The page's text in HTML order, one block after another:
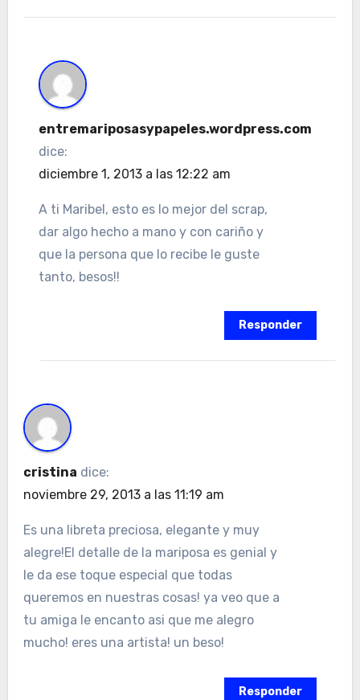
entremariposasypapeles.wordpress.com
dice:
diciembre 1, 2013 a las 12:22 am
A ti Maribel, esto es lo mejor del scrap,
dar algo hecho a mano y con cariño y
que la persona que lo recibe le guste
tanto, besos!!
Responder
cristina dice:
noviembre 29, 2013 a las 11:19 am
Es una libreta preciosa, elegante y muy
alegre!El detalle de la mariposa es genial y
le da ese toque especial que todas
queremos en nuestras cosas! ya veo que a
tu amiga le encanto asi que me alegro
mucho! eres una artista! un beso!
Responder